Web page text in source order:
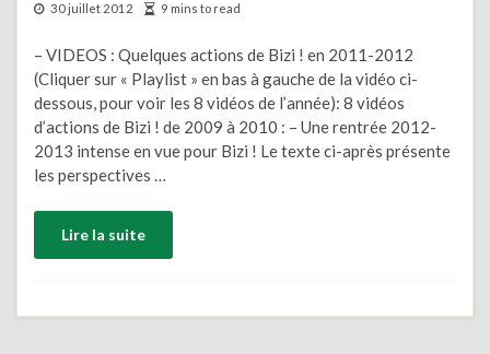
30 juillet 2012
9 mins to read
– VIDEOS : Quelques actions de Bizi ! en 2011-2012
(Cliquer sur « Playlist » en bas à gauche de la vidéo ci-
dessous, pour voir les 8 vidéos de l’année): 8 vidéos
d’actions de Bizi ! de 2009 à 2010 : – Une rentrée 2012-
2013 intense en vue pour Bizi ! Le texte ci-après présente
les perspectives …
Lire la suite